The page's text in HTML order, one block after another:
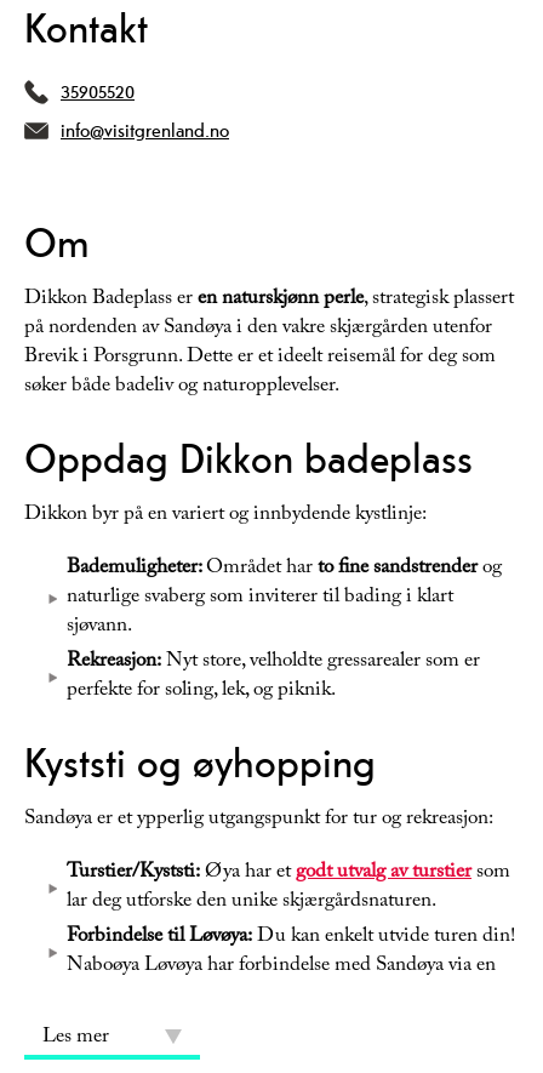
Kontakt
35905520
info@visitgrenland.no
Om
Dikkon Badeplass eren naturskjønn perle, strategisk plassert
på nordenden av Sandøya i den vakre skjærgården utenfor
Brevik i Porsgrunn. Dette er et ideelt reisemål for deg som
søker både badeliv og naturopplevelser.
Oppdag Dikkon badeplass
Dikkon byr på en variert og innbydende kystlinje:
Bademuligheter:Området harto fine sandstrenderog
naturlige svaberg som inviterer til bading i klart
sjøvann.
Rekreasjon:Nyt store, velholdte gressarealer som er
perfekte for soling, lek, og piknik.
Kyststi og øyhopping
Sandøya er et ypperlig utgangspunkt for tur og rekreasjon:
Turstier/Kyststi:Øya har etgodt utvalg av turstiersom
lar deg utforske den unike skjærgårdsnaturen.
Forbindelse til Løvøya:Du kan enkelt utvide turen din!
Naboøya Løvøya har forbindelse med Sandøya via en
Les mer